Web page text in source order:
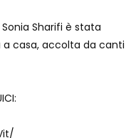
secondi
in mare
Sharifi è stata
casa, accolta da canti